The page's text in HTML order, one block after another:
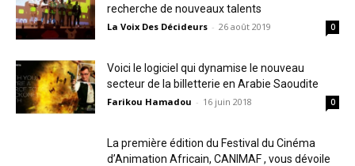
recherche de nouveaux talents
La Voix Des Décideurs - 26 août 2019 0
Voici le logiciel qui dynamise le nouveau
secteur de la billetterie en Arabie Saoudite
Farikou Hamadou - 16 juin 2018 0
La première édition du Festival du Cinéma
d’Animation Africain, CANIMAF , vous dévoile